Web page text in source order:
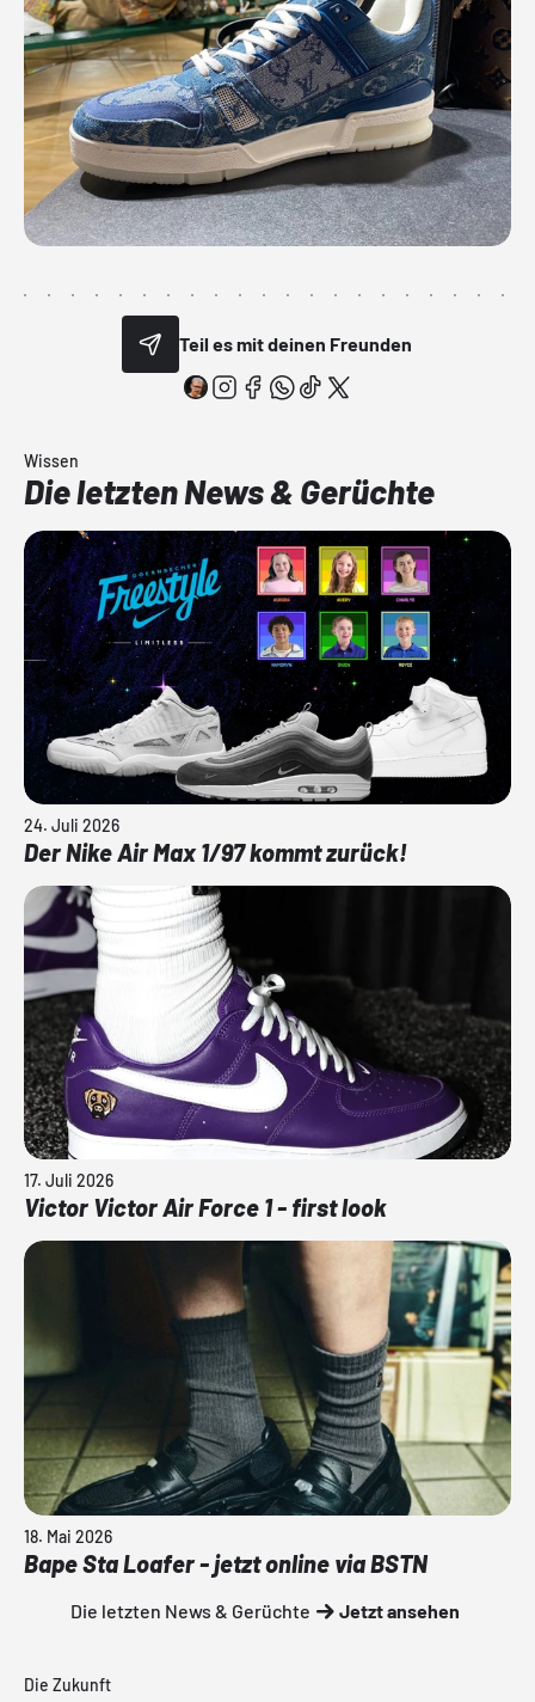
Teil es mit deinen Freunden
Wissen
Die letzten News & Gerüchte
24. Juli 2026
Der Nike Air Max 1/97 kommt zurück!
17. Juli 2026
Victor Victor Air Force 1 - first look
18. Mai 2026
Bape Sta Loafer - jetzt online via BSTN
Die letzten News & Gerüchte Jetzt ansehen
Die Zukunft